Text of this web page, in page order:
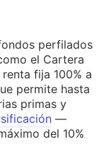
perfilados
el Cartera
fija 100% a
permite hasta
primas y
—
del 10%